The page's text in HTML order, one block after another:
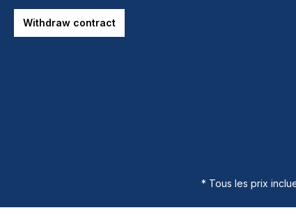
Withdraw contract
* Tous les prix